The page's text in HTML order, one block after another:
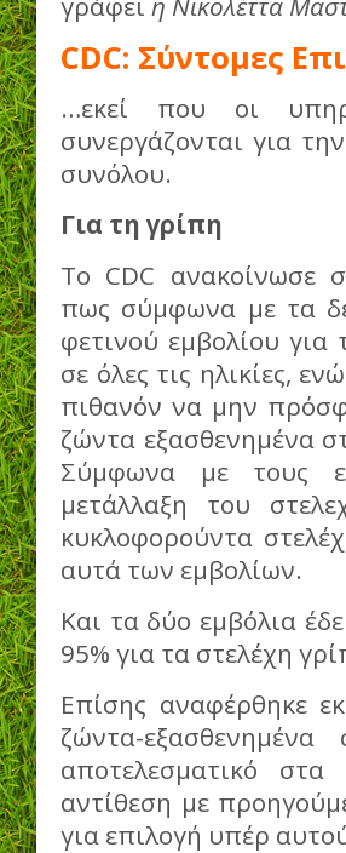
CDC: Σύντομες
…εκεί που οι
συνεργάζονται για
συνόλου.
Για τη γρίπη
Το CDC ανακοίνωσε
πως σύμφωνα με τα
φετινού εμβολίου
σε όλες τις ηλικίες,
πιθανόν να μην
ζώντα εξασθενημένα
Σύμφωνα με τους
μετάλλαξη του
κυκλοφορούντα
αυτά των εμβολίων.
Και τα δύο εμβόλια
95% για τα στελέχη
Επίσης αναφέρθηκε
ζώντα-
αποτελεσματικό
αντίθεση με
για επιλογή υπέρ